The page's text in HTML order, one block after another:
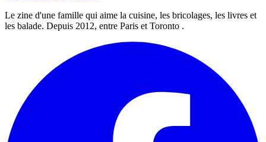
Le zine d'une famille qui aime la cuisine, les bricolages, les livres et
les balade. Depuis 2012, entre Paris et Toronto .